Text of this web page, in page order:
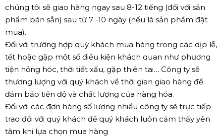
chúng tôi sẽ giao hàng ngay sau 8-12 tiếng (đối với sản
phẩm bán sẵn) sau từ 7 -10 ngày (nếu là sản phẩm đặt
mua).
Đối với trường hợp quý khách mua hàng trong các dịp lễ,
tết hoặc gặp một số điều kiện khách quan như phương
tiện hỏng hóc, thời tiết xấu, gặp thiên tai… Công ty sẽ
thương lượng với quý khách về thời gian giao hàng để
đảm bảo tiến độ và chất lượng của hàng hóa.
Đối với các đơn hàng số lượng nhiều công ty sẽ trực tiếp
trao đổi với quý khách để quý khách luôn cảm thấy yên
tâm khi lựa chọn mua hàng